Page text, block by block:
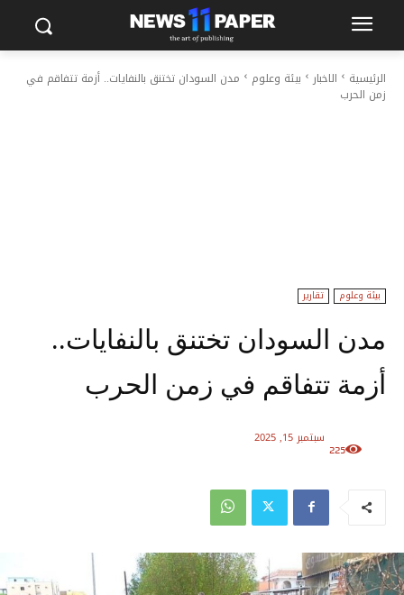
الرئيسية الاخبار بيئة وعلوم
مدن السودان تختنق بالنفايات.. أزمة تتفاقم في
زمن الحرب
بيئة وعلوم تقارير
مدن السودان تختنق بالنفايات..
أزمة تتفاقم في زمن الحرب
سبتمبر 15, 2025
225